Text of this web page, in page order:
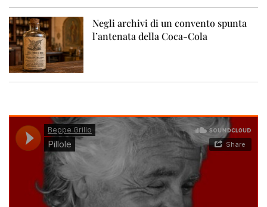
Negli archivi di un convento spunta
l’antenata della Coca-Cola